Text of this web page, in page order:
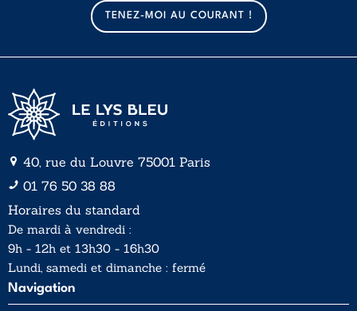
TENEZ-MOI AU COURANT !
40, rue du Louvre 75001 Paris
01 76 50 38 88
Horaires du standard
De mardi à vendredi :
9h - 12h et 13h30 - 16h30
Lundi, samedi et dimanche : fermé
Navigation